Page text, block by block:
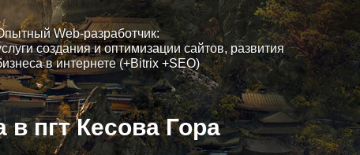
Web-разработчик:
создания и оптимизации сайтов, развития
в интернете (+Bitrix +SEO)
в пгт Кесова Гора